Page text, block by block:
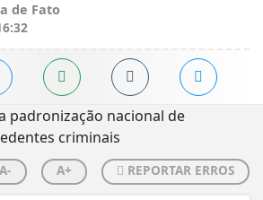
de Fato
A- A+ REPORTAR ERROS